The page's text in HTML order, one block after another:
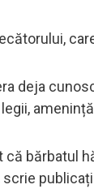
deja
că bărbatul